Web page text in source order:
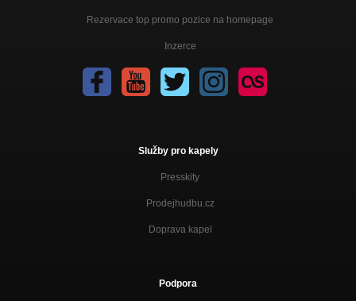
Rezervace top promo pozice na homepage
Inzerce
Služby pro kapely
Presskity
Prodejhudbu.cz
Doprava kapel
Podpora